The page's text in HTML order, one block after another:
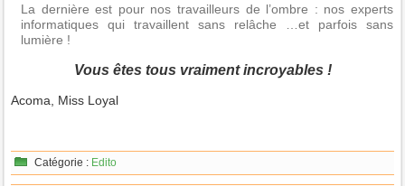
La dernière est pour nos travailleurs de l’ombre : nos experts
informatiques qui travaillent sans relâche …et parfois sans
lumière !
Vous êtes tous vraiment incroyables !
Acoma, Miss Loyal
Catégorie : Edito